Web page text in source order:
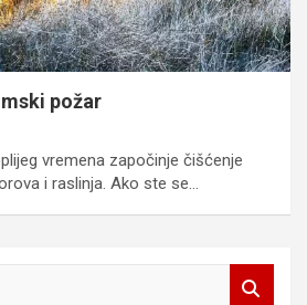
požar
vremena započinje čišćenje
i raslinja. Ako ste se…